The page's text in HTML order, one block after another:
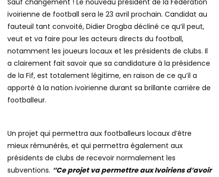
Sauf changement ! Le nouveau président de la Fédération
ivoirienne de football sera le 23 avril prochain. Candidat au
fauteuil tant convoité, Didier Drogba décliné ce qu’il peut,
veut et va faire pour les acteurs directs du football,
notamment les joueurs locaux et les présidents de clubs. Il
a clairement fait savoir que sa candidature à la présidence
de la Fif, est totalement légitime, en raison de ce qu’il a
apporté à la nation ivoirienne durant sa brillante carrière de
footballeur.
Un projet qui permettra aux footballeurs locaux d’être
mieux rémunérés, et qui permettra également aux
présidents de clubs de recevoir normalement les
subventions. ‘’Ce projet va permettre aux Ivoiriens d’avoir